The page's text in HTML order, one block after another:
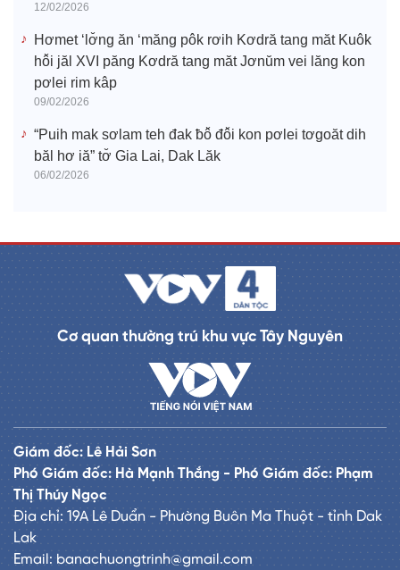
12/02/2026
Hơmet ‘lơ̆ng ăn ‘măng pôk rơih Kơdră tang măt Kuôk
hô̆i jăl XVI păng Kơdră tang măt Jơnŭm vei lăng kon
pơlei rim kâp
09/02/2026
“Puih mak sơlam teh đak ƀô̆ đô̆i kon pơlei tơgoăt dih
băl hơ iă” tơ̆ Gia Lai, Dak Lăk
06/02/2026
Cơ quan thường trú khu vực Tây Nguyên
Giám đốc: Lê Hải Sơn
Phó Giám đốc: Hà Mạnh Thắng - Phó Giám đốc: Phạm
Thị Thúy Ngọc
Địa chỉ: 19A Lê Duẩn - Phường Buôn Ma Thuột - tỉnh Dak
Lak
Email: banachuongtrinh@gmail.com